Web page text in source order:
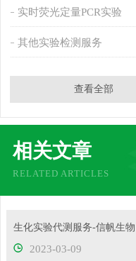
实时荧光定量PCR实验
其他实验检测服务
查看全部
相关文章
RELATED ARTICLES
生化实验代测服务-信帆生物
2023-03-09